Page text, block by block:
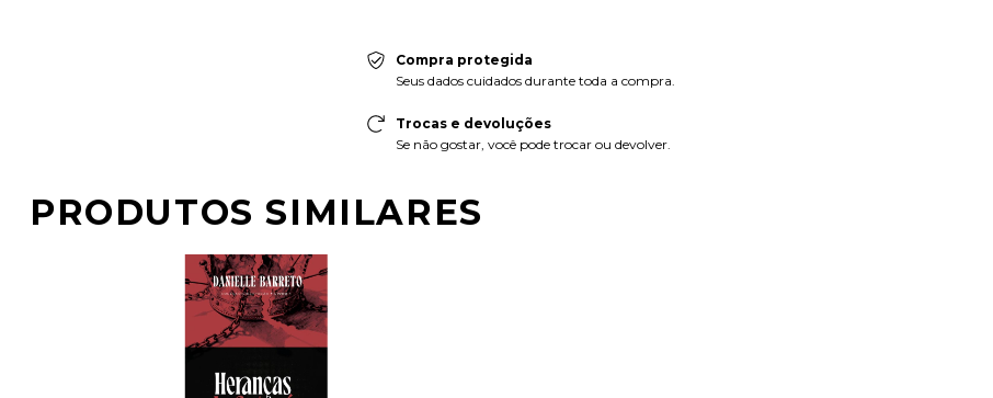
Compra protegida
Seus dados cuidados durante toda a compra.
Trocas e devoluções
Se não gostar, você pode trocar ou devolver.
PRODUTOS SIMILARES